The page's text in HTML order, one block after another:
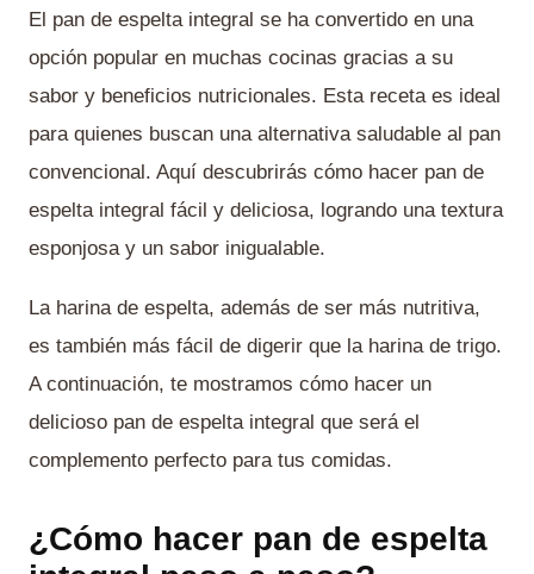
El pan de espelta integral se ha convertido en una
opción popular en muchas cocinas gracias a su
sabor y beneficios nutricionales. Esta receta es ideal
para quienes buscan una alternativa saludable al pan
convencional. Aquí descubrirás cómo hacer pan de
espelta integral fácil y deliciosa, logrando una textura
esponjosa y un sabor inigualable.
La harina de espelta, además de ser más nutritiva,
es también más fácil de digerir que la harina de trigo.
A continuación, te mostramos cómo hacer un
delicioso pan de espelta integral que será el
complemento perfecto para tus comidas.
¿Cómo hacer pan de espelta